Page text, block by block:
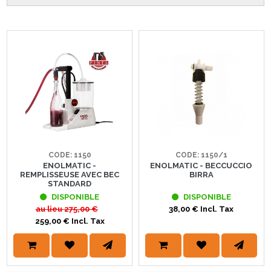
CODE: 1150
ENOLMATIC -
REMPLISSEUSE AVEC BEC
STANDARD
DISPONIBLE
au lieu275,00 €
259,00 € Incl. Tax
CODE: 1150/1
ENOLMATIC - BECCUCCIO
BIRRA
DISPONIBLE
38,00 € Incl. Tax